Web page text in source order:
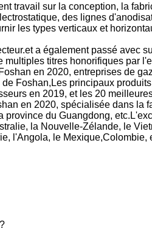
travail sur la conception, la
des lignes
les types verticaux et
a également passé avec
titres honorifiques par
en 2020, entreprises de
Foshan,Les principaux
en 2019, et les 20
en 2020, spécialisée dans la
du Guangdong,
la Nouvelle-Zélande, le
l'Angola, le Mexique,Colombie,